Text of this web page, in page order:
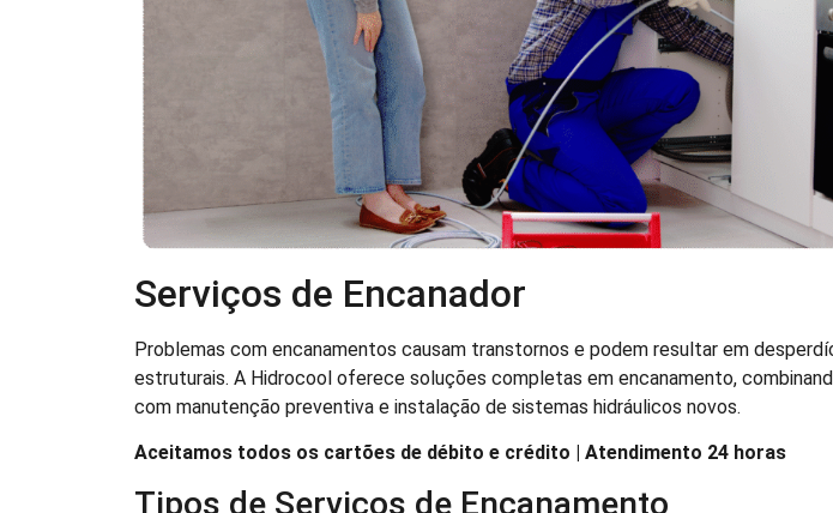
Serviços de Encanador
Problemas com encanamentos causam transtornos e podem resultar em
estruturais. A Hidrocool oferece soluções completas em encanamento,
com manutenção preventiva e instalação de sistemas hidráulicos novos.
Aceitamos todos os cartões de débito e crédito | Atendimento 24 horas
Tipos de Serviços de Encanamento